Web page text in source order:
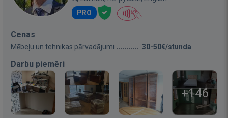
PRO
Cenas
Mēbeļu un tehnikas pārvadājumi 30-50€/stunda
Darbu piemēri
+146